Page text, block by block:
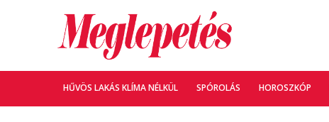
HŰVÖS LAKÁS KLÍMA NÉLKÜL SPÓROLÁS HOROSZKÓP